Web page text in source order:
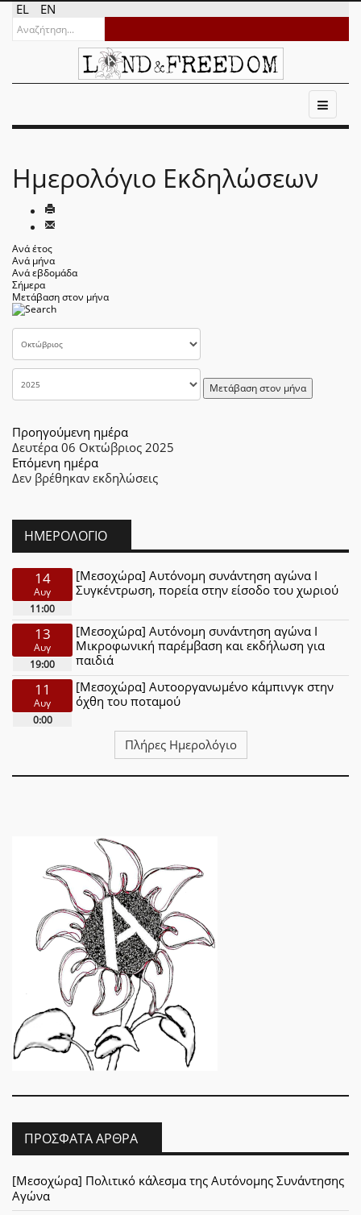
EL EN
Ημερολόγιο Εκδηλώσεων
Ανά έτος
Ανά μήνα
Ανά εβδομάδα
Σήμερα
Μετάβαση στον μήνα
Μετάβαση στον μήνα
Προηγούμενη ημέρα
Δευτέρα 06 Οκτώβριος 2025
Επόμενη ημέρα
Δεν βρέθηκαν εκδηλώσεις
ΗΜΕΡΟΛΌΓΙΟ
14
Αυγ
11:00
[Μεσοχώρα] Αυτόνομη συνάντηση αγώνα Ι
Συγκέντρωση, πορεία στην είσοδο του χωριού
13
Αυγ
19:00
[Μεσοχώρα] Αυτόνομη συνάντηση αγώνα Ι
Μικροφωνική παρέμβαση και εκδήλωση για
παιδιά
11
Αυγ
0:00
[Μεσοχώρα] Αυτοοργανωμένο κάμπινγκ στην
όχθη του ποταμού
Πλήρες Ημερολόγιο
ΠΡΌΣΦΑΤΑ ΆΡΘΡΑ
[Μεσοχώρα] Πολιτικό κάλεσμα της Αυτόνομης Συνάντησης
Αγώνα